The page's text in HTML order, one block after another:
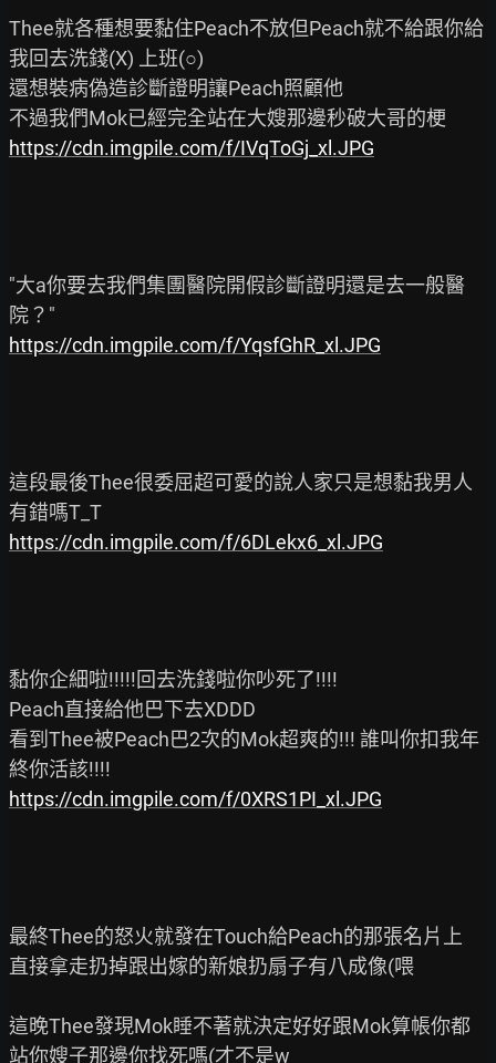
Thee就各種想要黏住Peach不放但Peach就不給跟你給
我回去洗錢(X) 上班(○)
還想裝病偽造診斷證明讓Peach照顧他
https://cdn.imgpile.com/f/IVqToGj_xl.JPG
"大a你要去我們集團醫院開假診斷證明還是去一般醫
https://cdn.imgpile.com/f/YqsfGhR_xl.JPG
這段最後Thee很委屈超可愛的說人家只是想黏我男人
https://cdn.imgpile.com/f/6DLekx6_xl.JPG
黏你企細啦!!!!!回去洗錢啦你吵死了!!!!
Peach直接給他巴下去XDDD
看到Thee被Peach巴2次的Mok超爽的!!! 誰叫你扣我年
https://cdn.imgpile.com/f/0XRS1PI_xl.JPG
最終Thee的怒火就發在Touch給Peach的那張名片上
直接拿走扔掉跟出嫁的新娘扔扇子有八成像(喂
這晚Thee發現Mok睡不著就決定好好跟Mok算帳你都
站你嫂子那邊你找死嗎(才不是w